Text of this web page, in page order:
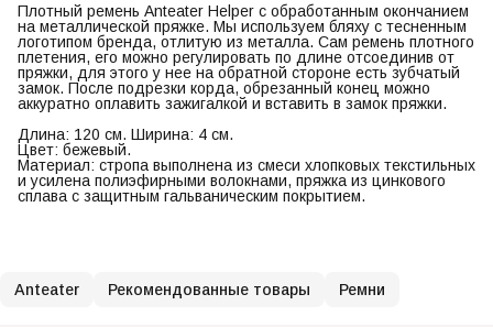
Плотный ремень Anteater Helper с обработанным окончанием
на металлической пряжке. Мы используем бляху с тесненным
логотипом бренда, отлитую из металла. Сам ремень плотного
плетения, его можно регулировать по длине отсоединив от
пряжки, для этого у нее на обратной стороне есть зубчатый
замок. После подрезки корда, обрезанный конец можно
аккуратно оплавить зажигалкой и вставить в замок пряжки.
Длина: 120 см. Ширина: 4 см.
Цвет: бежевый.
Материал: стропа выполнена из смеси хлопковых текстильных
и усилена полиэфирными волокнами, пряжка из цинкового
сплава с защитным гальваническим покрытием.
Anteater Рекомендованные товары Ремни